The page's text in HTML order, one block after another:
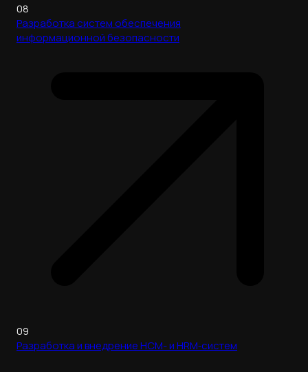
08
Разработка систем обеспечения
информационной безопасности
09
Разработка и внедрение HCM- и HRM‑систем